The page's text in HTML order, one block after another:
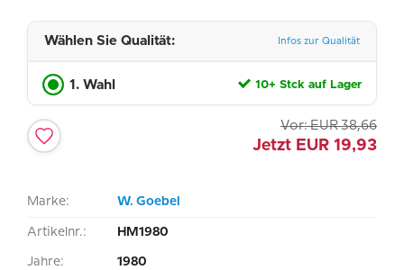
Wählen Sie Qualität: Infos zur Qualität
1. Wahl 10+ Stck auf Lager
Vor: EUR 38,66
Jetzt EUR 19,93
Marke: W. Goebel
Artikelnr.: HM1980
Jahre: 1980